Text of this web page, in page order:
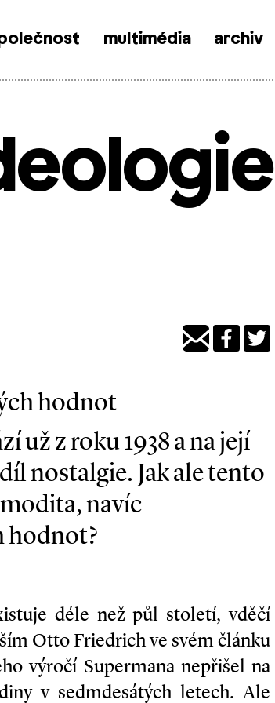
multimédia archiv
hodnot
už z roku 1938 a na její
nostalgie. Jak ale tento
navíc
hodnot?
déle než půl století, vděčí
Otto Friedrich ve svém článku
výročí Supermana nepřišel na
v sedmdesátých letech. Ale